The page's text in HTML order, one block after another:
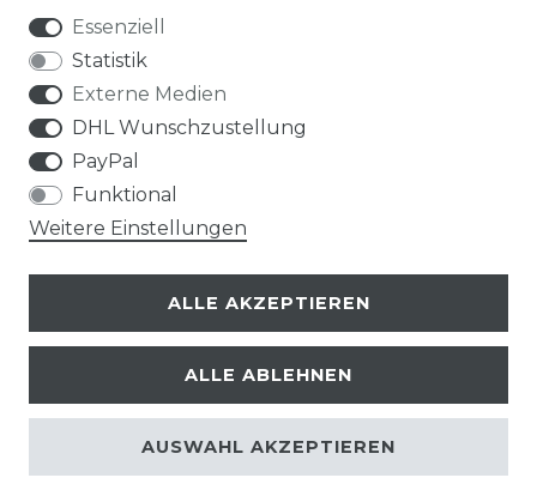
Bei Fragen schnelle und nette Rückmeldung
sabine m., celle
Datum der Veröffentlichung: 12.06.2026
Datum der Kauferfahrung: 04.06.2026
224 Bewertungen
© Copyright 2026 | Alle Rechte vorbehalten.
Essenziell
Statistik
Externe Medien
DHL Wunschzustellung
PayPal
Funktional
Weitere Einstellungen
ALLE AKZEPTIEREN
ALLE ABLEHNEN
AUSWAHL AKZEPTIEREN